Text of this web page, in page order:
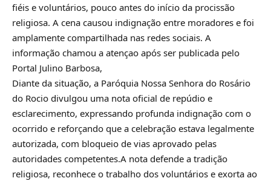
fiéis e voluntários, pouco antes do início da procissão
religiosa. A cena causou indignação entre moradores e foi
amplamente compartilhada nas redes sociais. A
informação chamou a atençao após ser publicada pelo
Portal Julino Barbosa,
Diante da situação, a Paróquia Nossa Senhora do Rosário
do Rocio divulgou uma nota oficial de repúdio e
esclarecimento, expressando profunda indignação com o
ocorrido e reforçando que a celebração estava legalmente
autorizada, com bloqueio de vias aprovado pelas
autoridades competentes.A nota defende a tradição
religiosa, reconhece o trabalho dos voluntários e exorta ao